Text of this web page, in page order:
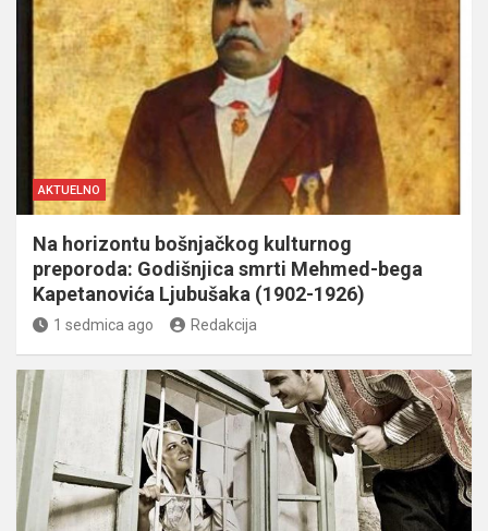
AKTUELNO
Na horizontu bošnjačkog kulturnog
preporoda: Godišnjica smrti Mehmed-bega
Kapetanovića Ljubušaka (1902-1926)
1 sedmica ago Redakcija